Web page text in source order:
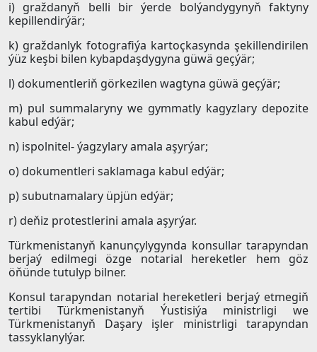
i) graždanyň belli bir ýerde bolýandygynyň faktyny
kepillendirýär;
k) graždanlyk fotografiýa kartoçkasynda şekillendirilen
ýüz keşbi bilen kybapdaşdygyna güwä geçýär;
l) dokumentleriň görkezilen wagtyna güwä geçýär;
m) pul summalaryny we gymmatly kagyzlary depozite
kabul edýär;
n) ispolnitel- ýagzylary amala aşyrýar;
o) dokumentleri saklamaga kabul edýär;
p) subutnamalary üpjün edýär;
r) deňiz protestlerini amala aşyrýar.
Türkmenistanyň kanunçylygynda konsullar tarapyndan
berjaý edilmegi özge notarial hereketler hem göz
öňünde tutulyp bilner.
Konsul tarapyndan notarial hereketleri berjaý etmegiň
tertibi Türkmenistanyň Ýustisiýa ministrligi we
Türkmenistanyň Daşary işler ministrligi tarapyndan
tassyklanylýar.